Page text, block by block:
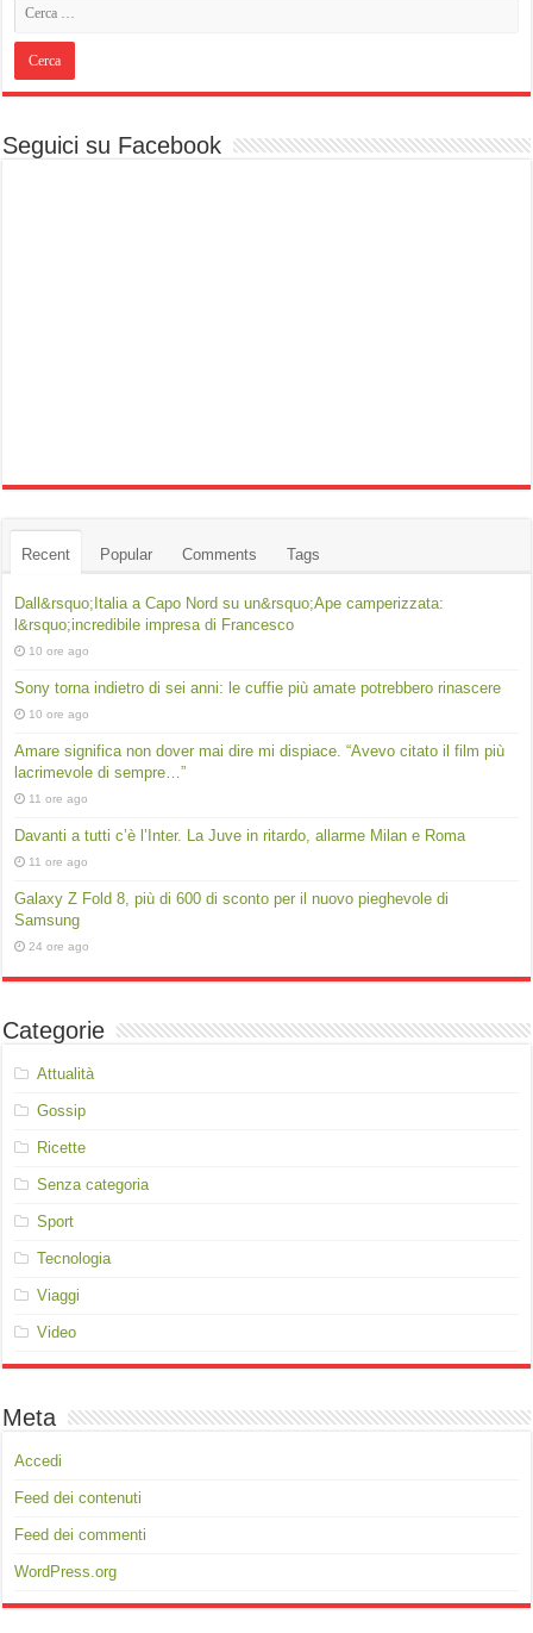
Seguici su Facebook
Recent Popular Comments Tags
Dall&rsquo;Italia a Capo Nord su un&rsquo;Ape camperizzata:
l&rsquo;incredibile impresa di Francesco
10 ore ago
Sony torna indietro di sei anni: le cuffie più amate potrebbero rinascere
10 ore ago
Amare significa non dover mai dire mi dispiace. “Avevo citato il film più
lacrimevole di sempre…”
11 ore ago
Davanti a tutti c’è l’Inter. La Juve in ritardo, allarme Milan e Roma
11 ore ago
Galaxy Z Fold 8, più di 600 di sconto per il nuovo pieghevole di
Samsung
24 ore ago
Categorie
Attualità
Gossip
Ricette
Senza categoria
Sport
Tecnologia
Viaggi
Video
Meta
Accedi
Feed dei contenuti
Feed dei commenti
WordPress.org